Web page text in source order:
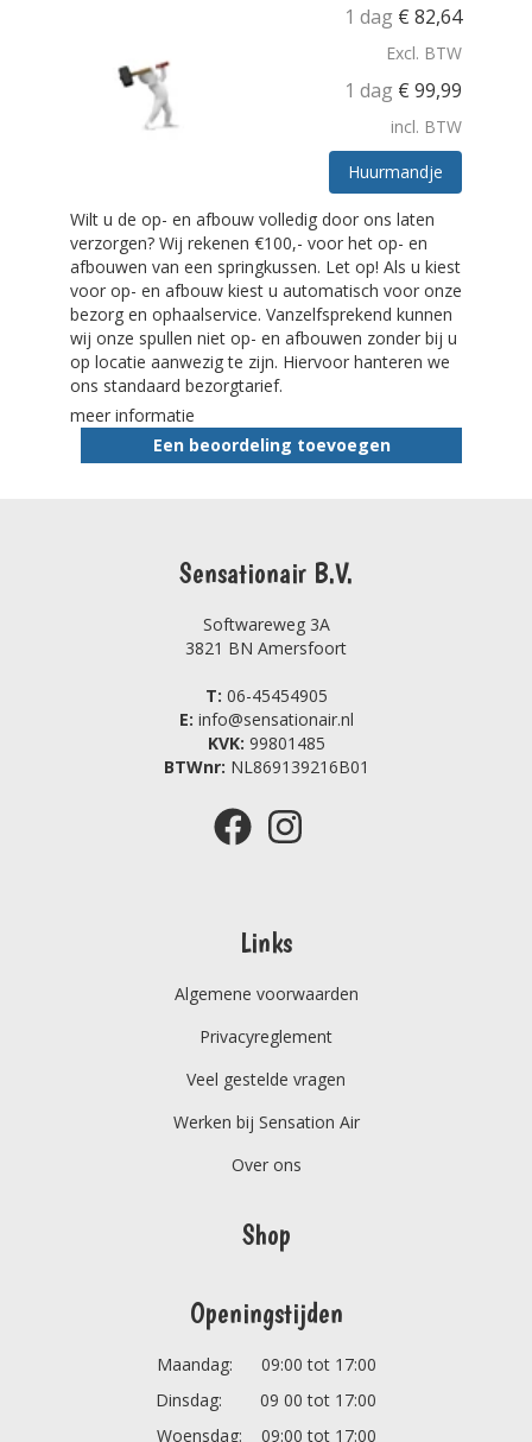
1 dag € 82,64
Excl. BTW
1 dag € 99,99
incl. BTW
Huurmandje
Wilt u de op- en afbouw volledig door ons laten
verzorgen? Wij rekenen €100,- voor het op- en
afbouwen van een springkussen. Let op! Als u kiest
voor op- en afbouw kiest u automatisch voor onze
bezorg en ophaalservice. Vanzelfsprekend kunnen
wij onze spullen niet op- en afbouwen zonder bij u
op locatie aanwezig te zijn. Hiervoor hanteren we
ons standaard bezorgtarief.
meer informatie
Een beoordeling toevoegen
Sensationair B.V.
Softwareweg 3A
3821 BN Amersfoort
T: 06-45454905
E: info@sensationair.nl
KVK: 99801485
BTWnr: NL869139216B01
Links
Algemene voorwaarden
Privacyreglement
Veel gestelde vragen
Werken bij Sensation Air
Over ons
Shop
Openingstijden
Maandag: 09:00 tot 17:00
Dinsdag: 09 00 tot 17:00
Woensdag: 09:00 tot 17:00